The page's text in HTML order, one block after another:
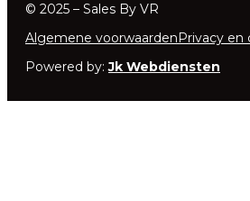
© 2025 – Sales By VR
Algemene voorwaarden Privacy en
Powered by:Jk Webdiensten